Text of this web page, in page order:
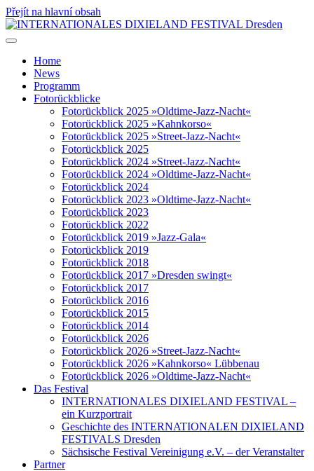
Přejít na hlavní obsah
Home
News
Programm
Fotorückblicke
Fotorückblick 2025 »Oldtime-Jazz-Nacht«
Fotorückblick 2025 »Kahnkorso«
Fotorückblick 2025 »Street-Jazz-Nacht«
Fotorückblick 2025
Fotorückblick 2024 »Street-Jazz-Nacht«
Fotorückblick 2024 »Oldtime-Jazz-Nacht«
Fotorückblick 2024
Fotorückblick 2023 »Oldtime-Jazz-Nacht«
Fotorückblick 2023
Fotorückblick 2022
Fotorückblick 2019 »Jazz-Gala«
Fotorückblick 2019
Fotorückblick 2018
Fotorückblick 2017 »Dresden swingt«
Fotorückblick 2017
Fotorückblick 2016
Fotorückblick 2015
Fotorückblick 2014
Fotorückblick 2026
Fotorückblick 2026 »Street-Jazz-Nacht«
Fotorückblick 2026 »Kahnkorso« Lübbenau
Fotorückblick 2026 »Oldtime-Jazz-Nacht«
Das Festival
INTERNATIONALES DIXIELAND FESTIVAL –
ein Kurzportrait
Geschichte des INTERNATIONALEN DIXIELAND
FESTIVALS Dresden
Sächsische Festival Vereinigung e.V. – der Veranstalter
Partner